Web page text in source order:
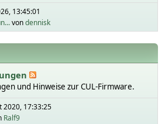
13:45:01
vondennisk
und Hinweise zur CUL-Firmware.
2020, 17:33:25
Ralf9